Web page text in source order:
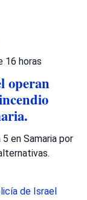
16 horas
operan
en Samaria por
de Israel